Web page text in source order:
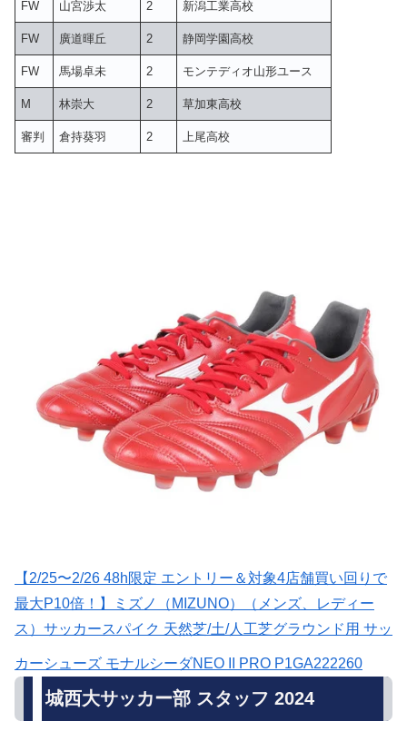
FW 山宮渉太 2 新潟工業高校
FW 廣道暉丘 2 静岡学園高校
FW 馬場卓未 2 モンテディオ山形ユース
M 林崇大 2 草加東高校
審判 倉持葵羽 2 上尾高校
【2/25〜2/26 48h限定 エントリー＆対象4店舗買い回りで
最大P10倍！】ミズノ（MIZUNO）（メンズ、レディー
ス）サッカースパイク 天然芝/土/人工芝グラウンド用 サッ
カーシューズ モナルシーダNEO II PRO P1GA222260
城西大サッカー部 スタッフ 2024